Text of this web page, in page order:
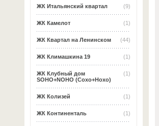
(9)
ЖК Итальянский квартал
(1)
ЖК Камелот
(44)
ЖК Квартал на Ленинском
(1)
ЖК Климашкина 19
(1)
ЖК Клубный дом
SOHO+NOHO (Сохо+Нохо)
(1)
ЖК Колизей
(1)
ЖК Континенталь